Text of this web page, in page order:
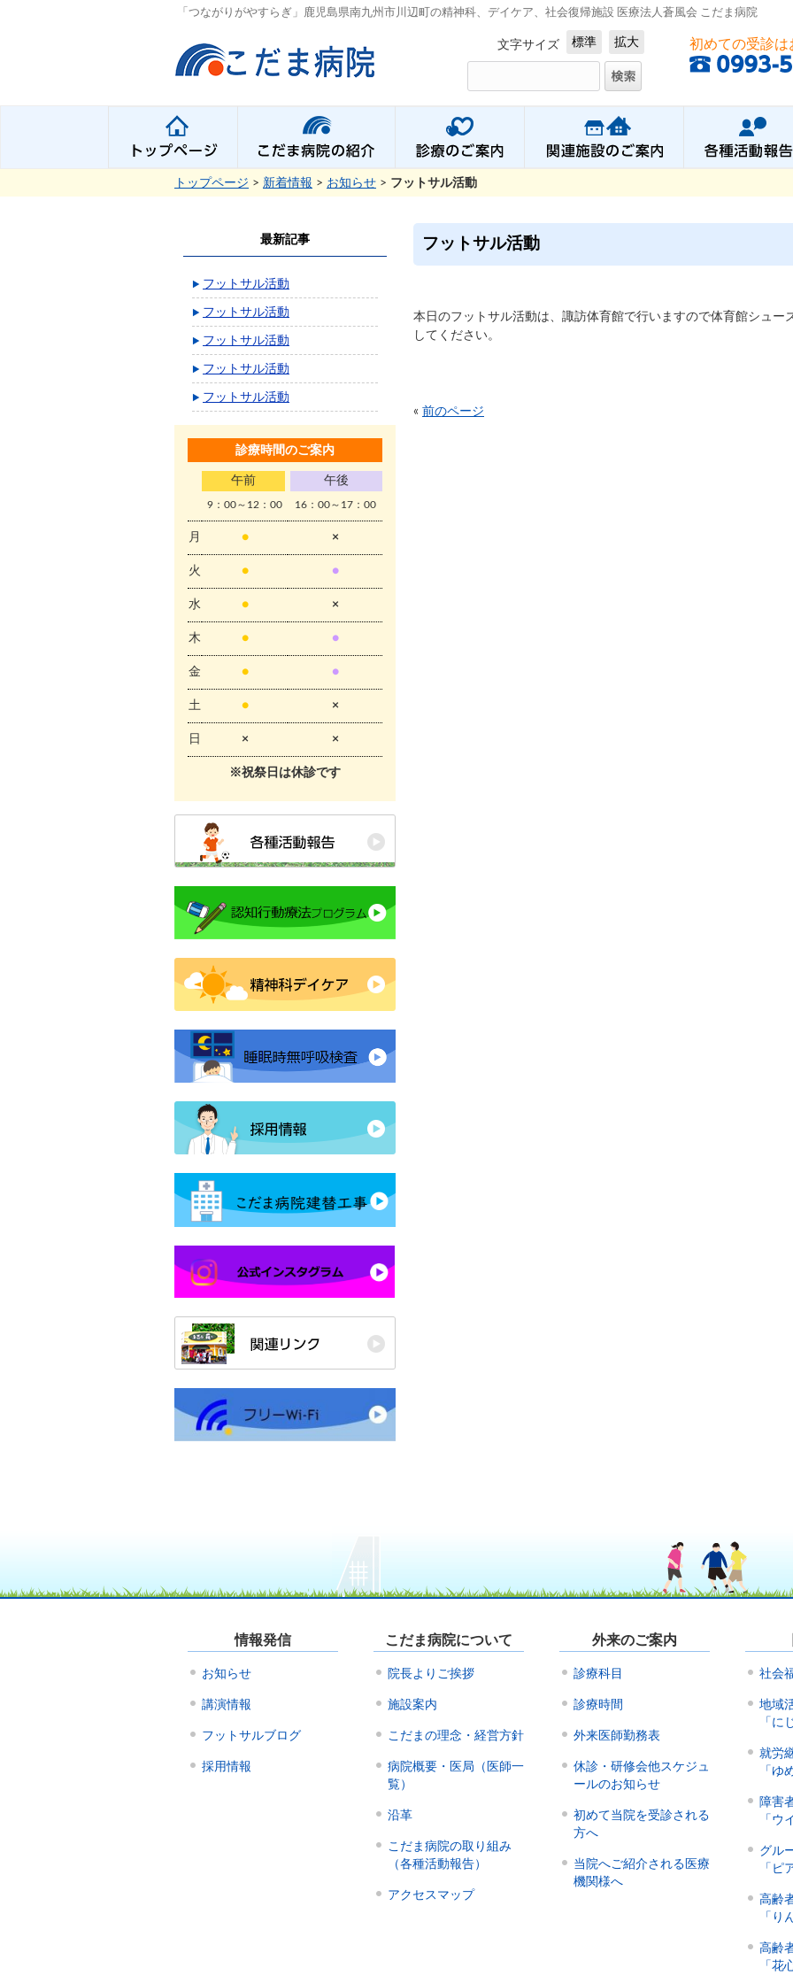
「つながりがやすらぎ」鹿児島県南九州市川辺町の精神科、デイケア、社会復帰施設 医療法人蒼風会 こだま病院
文字サイズ 標準 拡大 初めての受診は
トップページ > 新着情報 > お知らせ > フットサル活動
フットサル活動
本日のフットサル活動は、諏訪体育館で行いますので体育館シュー
してください。
« 前のページ
最新記事
フットサル活動
フットサル活動
フットサル活動
フットサル活動
フットサル活動
診療時間のご案内
午前 午後
9：00～12：00 16：00～17：00
月 ● ×
火 ● ●
水 ● ×
木 ● ●
金 ● ●
土 ● ×
日 × ×
※祝祭日は休診です
情報発信
お知らせ
講演情報
フットサルブログ
採用情報
こだま病院について
院長よりご挨拶
施設案内
こだまの理念・経営方針
病院概要・医局（医師一
覧）
沿革
こだま病院の取り組み
（各種活動報告）
アクセスマップ
外来のご案内
診療科目
診療時間
外来医師勤務表
休診・研修会他スケジュ
ールのお知らせ
初めて当院を受診される
方へ
当院へご紹介される医療
機関様へ
社会
地域
「に
就労
「ゆ
障害
「ウ
グル
「ピ
高齢
「り
高齢
「花